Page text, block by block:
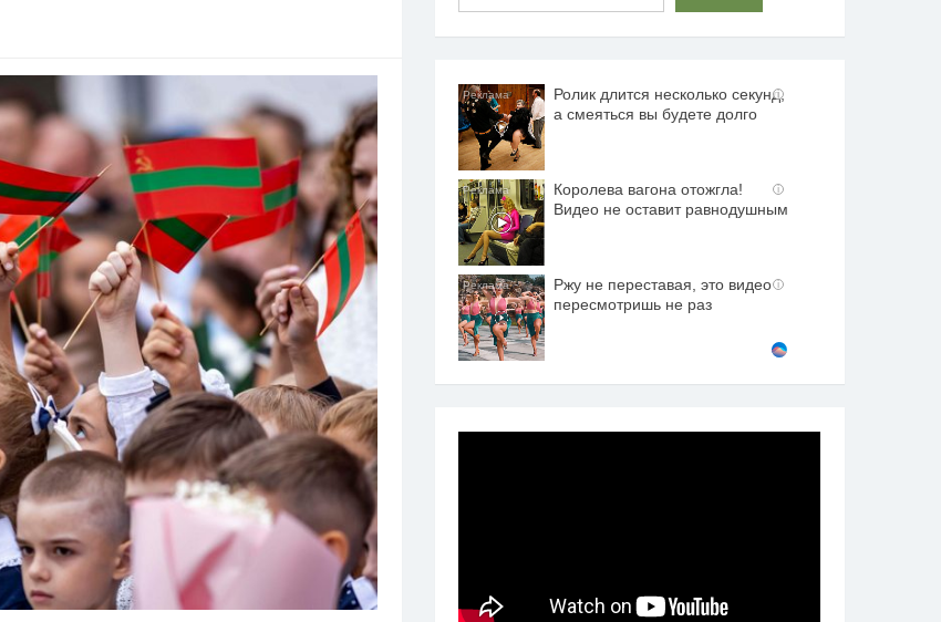
i
Ролик длится несколько секунд,
а смеяться вы будете долго
i
Королева вагона отожгла!
Видео не оставит равнодушным
i
Ржу не переставая, это видео
пересмотришь не раз